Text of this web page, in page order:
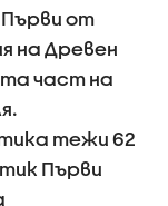
от
на Древен
част на
тежи 62
Първи